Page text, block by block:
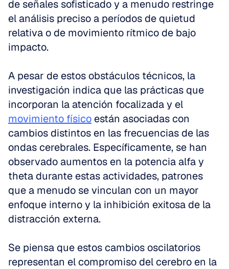
de señales sofisticado y a menudo restringe
el análisis preciso a períodos de quietud
relativa o de movimiento rítmico de bajo
impacto.
A pesar de estos obstáculos técnicos, la
investigación indica que las prácticas que
movimiento físico están asociadas con
cambios distintos en las frecuencias de las
ondas cerebrales. Específicamente, se han
observado aumentos en la potencia alfa y
theta durante estas actividades, patrones
que a menudo se vinculan con un mayor
enfoque interno y la inhibición exitosa de la
distracción externa.
Se piensa que estos cambios oscilatorios
representan el compromiso del cerebro en la